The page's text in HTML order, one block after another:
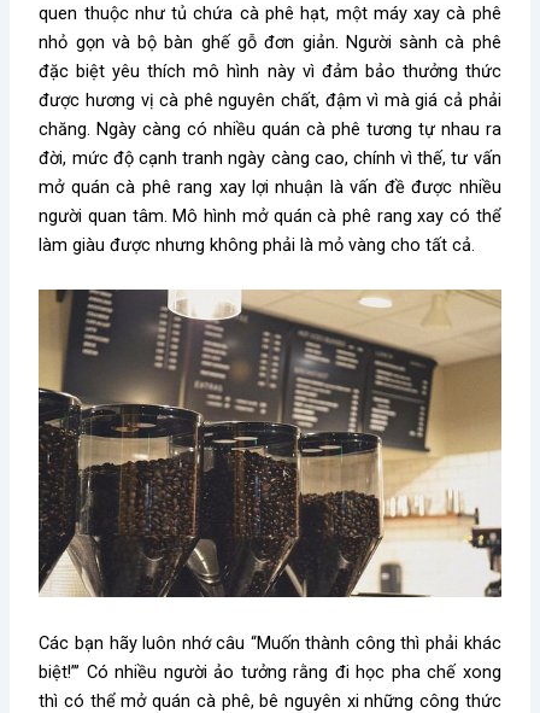
quen thuộc như tủ chứa cà phê hạt, một máy xay cà phê
nhỏ gọn và bộ bàn ghế gỗ đơn giản. Người sành cà phê
đặc biệt yêu thích mô hình này vì đảm bảo thưởng thức
được hương vị cà phê nguyên chất, đậm vì mà giá cả phải
chăng. Ngày càng có nhiều quán cà phê tương tự nhau ra
đời, mức độ cạnh tranh ngày càng cao, chính vì thế, tư vấn
mở quán cà phê rang xay lợi nhuận là vấn đề được nhiều
người quan tâm. Mô hình mở quán cà phê rang xay có thể
làm giàu được nhưng không phải là mỏ vàng cho tất cả.
Các bạn hãy luôn nhớ câu “Muốn thành công thì phải khác
biệt!”’ Có nhiều người ảo tưởng rằng đi học pha chế xong
thì có thể mở quán cà phê, bê nguyên xi những công thức